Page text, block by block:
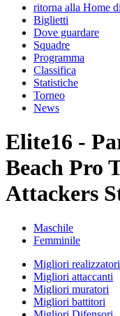
ritorna alla Home
Biglietti
Dove guardare
Squadre
Programma
Classifica
Statistiche
Torneo
News
Elite16 -
Beach Pro
Attackers
Maschile
Femminile
Migliori realizzatori
Migliori attaccanti
Migliori muratori
Migliori battitori